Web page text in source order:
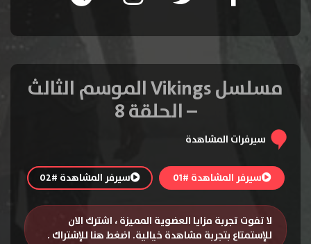
مسلسل Vikings الموسم الثالث
– الحلقة 8
سيرفرات المشاهدة
سيرفر المشاهدة #01 سيرفر المشاهدة #02
لا تفوت تجربة مزايا العضوية المميزة ، اشترك الان
للإستمتاع بتجربة مشاهدة خيالية. اضغط هنا للإشتراك .